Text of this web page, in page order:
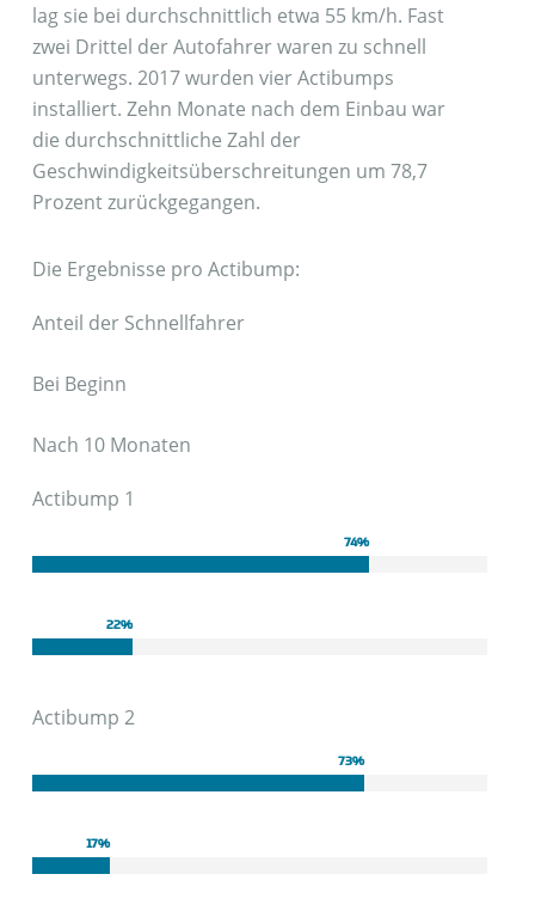
lag sie bei durchschnittlich etwa 55 km/h. Fast
zwei Drittel der Autofahrer waren zu schnell
unterwegs. 2017 wurden vier Actibumps
installiert. Zehn Monate nach dem Einbau war
die durchschnittliche Zahl der
Geschwindigkeitsüberschreitungen um 78,7
Prozent zurückgegangen.
Die Ergebnisse pro Actibump:
Anteil der Schnellfahrer
Bei Beginn
Nach 10 Monaten
Actibump 1
74%
22%
Actibump 2
73%
17%